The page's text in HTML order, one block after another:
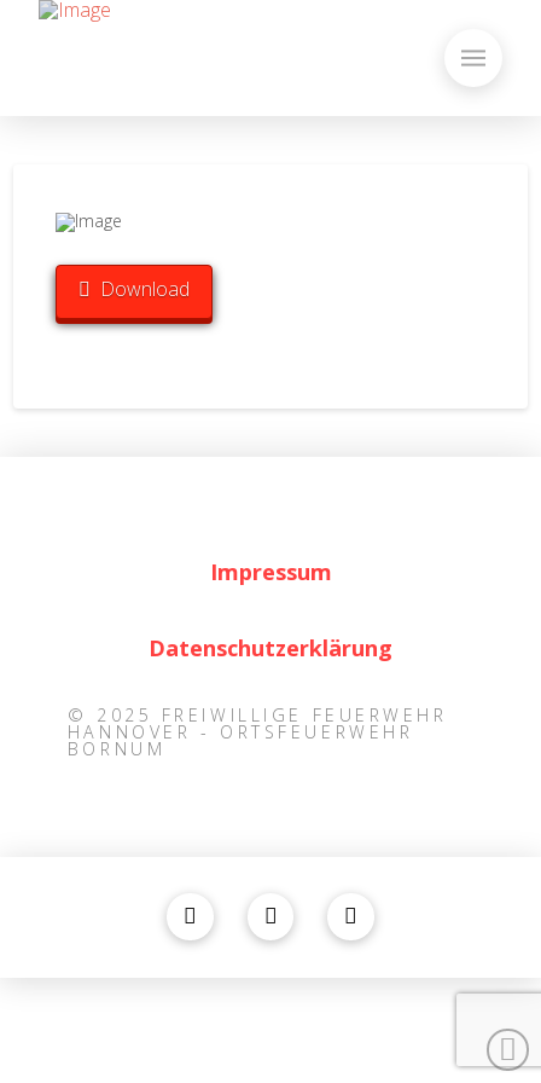
Download
Impressum
Datenschutzerklärung
© 2025 FREIWILLIGE FEUERWEHR
HANNOVER - ORTSFEUERWEHR
BORNUM